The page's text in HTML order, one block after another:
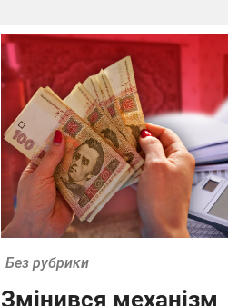
Без рубрики
Змінився механізм